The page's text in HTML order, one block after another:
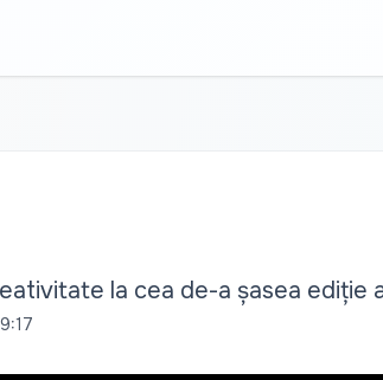
la cea de-a șasea ediție